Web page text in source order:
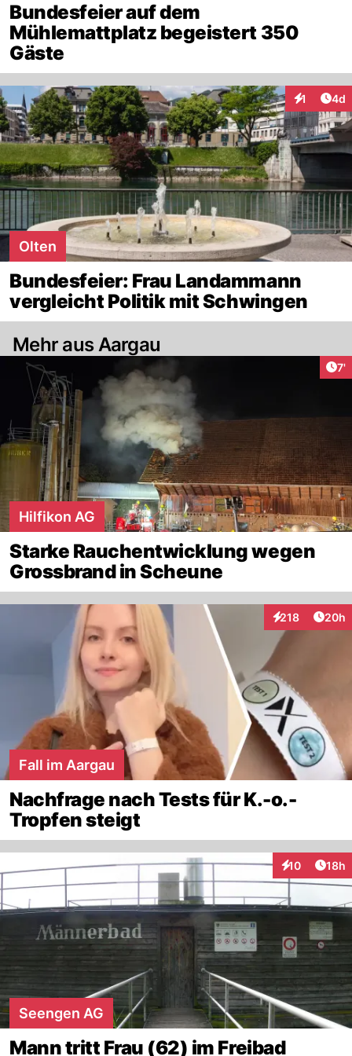
Bundesfeier auf dem
Mühlemattplatz begeistert 350
Gäste
1 4d
Olten
Bundesfeier: Frau Landammann
vergleicht Politik mit Schwingen
Mehr aus Aargau
7'
Hilfikon AG
Starke Rauchentwicklung wegen
Grossbrand in Scheune
218
Interaktionen
20h
Fall im Aargau
Nachfrage nach Tests für K.-o.-
Tropfen steigt
10
Interaktionen
18h
Seengen AG
Mann tritt Frau (62) im Freibad